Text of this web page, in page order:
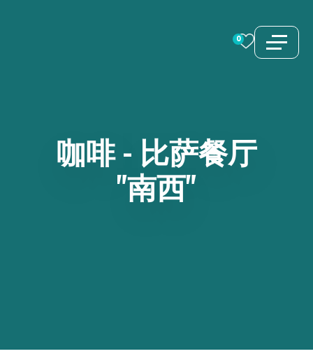
0
咖啡 - 比萨餐厅
"南西"